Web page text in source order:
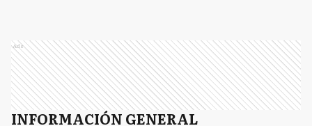
Ads
INFORMACIÓN GENERAL